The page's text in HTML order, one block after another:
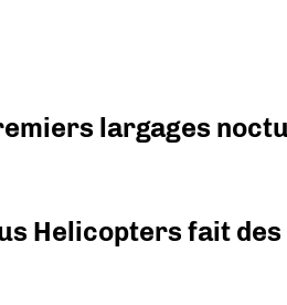
largages
Helicopters fait